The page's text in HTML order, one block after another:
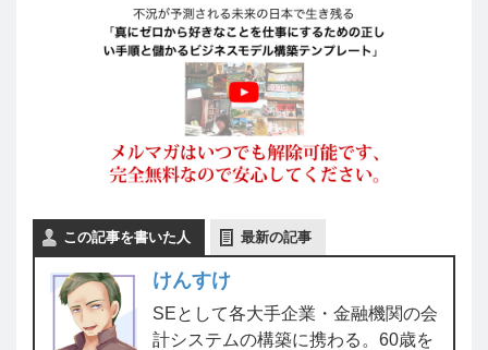
この記事を書いた人 最新の記事
けんすけ
SEとして各大手企業・金融機関の会
計システムの構築に携わる。60歳を